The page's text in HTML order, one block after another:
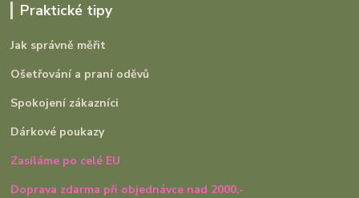
Praktické tipy
Jak správně měřit
Ošetřování a praní oděvů
Spokojení zákazníci
Dárkové poukazy
Zasíláme po celé EU
Doprava zdarma při objednávce nad 2000,-